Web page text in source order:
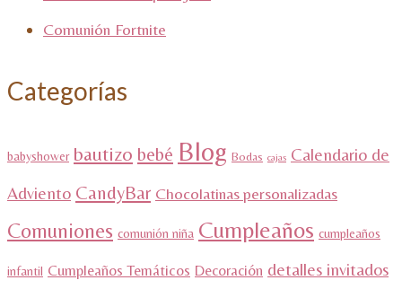
Comunión Fortnite
Categorías
babyshower bautizo bebé Blog Bodas cajas Calendario de
Adviento CandyBar Chocolatinas personalizadas
Comuniones comunión niña Cumpleaños cumpleaños
infantil Cumpleaños Temáticos Decoración detalles invitados